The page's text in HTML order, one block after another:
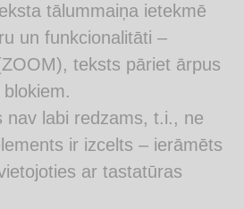
tālummaiņa ietekmē
un funkcionalitāti –
teksts pāriet ārpus
nav labi redzams, t.i., ne
ir izcelts – ierāmēts
ar tastatūras